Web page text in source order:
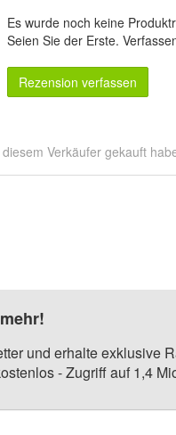
Es wurde noch keine
Seien Sie der Erste.
Rezension verfassen
Verkäufer gekauft
und erhalte exklusive
- Zugriff auf 1,4